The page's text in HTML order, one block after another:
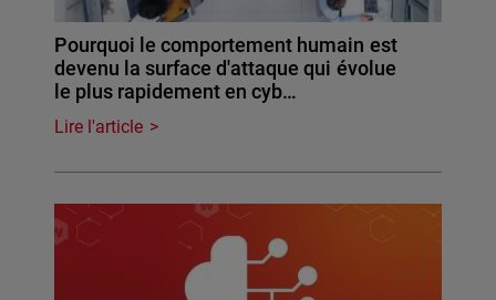
Pourquoi le comportement humain est
devenu la surface d'attaque qui évolue
le plus rapidement en cyb…
Lire l'article